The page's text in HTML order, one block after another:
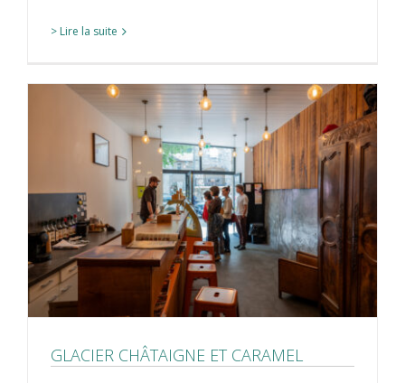
> Lire la suite
GLACIER CHÂTAIGNE ET CARAMEL